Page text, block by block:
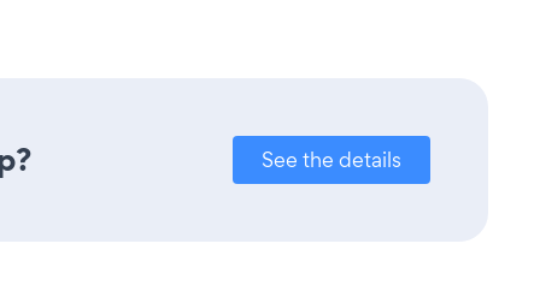
See the details